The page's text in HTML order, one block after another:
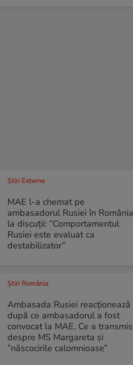
Știri Externe
MAE l-a chemat pe
ambasadorul Rusiei în România
la discuții: “Comportamentul
Rusiei este evaluat ca
destabilizator”
Știri România
Ambasada Rusiei reacționează
după ce ambasadorul a fost
convocat la MAE. Ce a transmis
despre MS Margareta și
”născocirile calomnioase”